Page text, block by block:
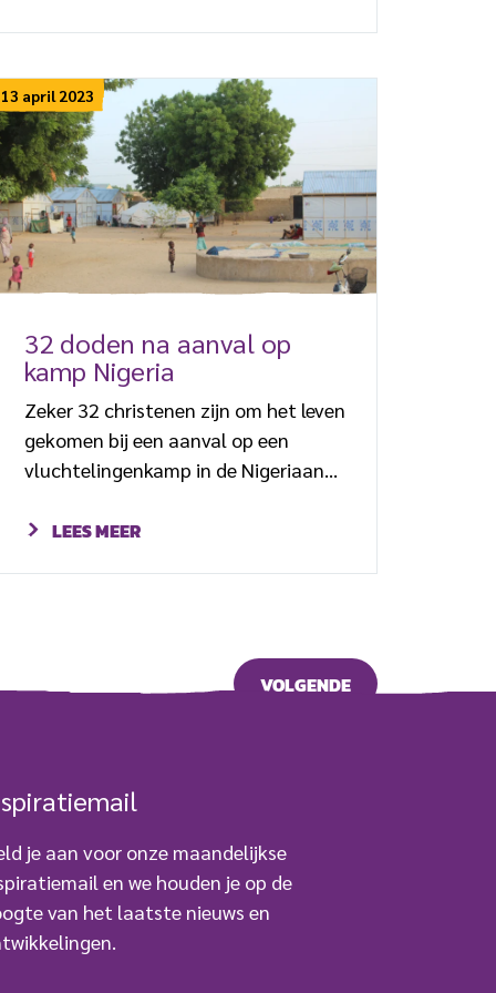
aanvallen met veel geweld en
getroffen bevolking is gevlucht en
voelt zich in de steek gelaten, ook
omdat er niet of nauwelijks tegen de
daders opgetreden wordt. Simon,
een christen, overleefde 1 juli een
aanval op zijn gemeenschap: “We
werden […]
13 april 2023
32 doden na aanval op
kamp Nigeria
Zeker 32 christenen zijn om het leven
gekomen bij een aanval op een
vluchtelingenkamp in de Nigeriaanse
plaats op vrijdagavond 7 april en de
terwijl de mensen sliepen”, vertelt
mensen af. Toen ze merkten dat […]
LEES MEER
VOLGENDE
je aan voor onze maandelijkse
en we houden je op de
van het laatste nieuws en